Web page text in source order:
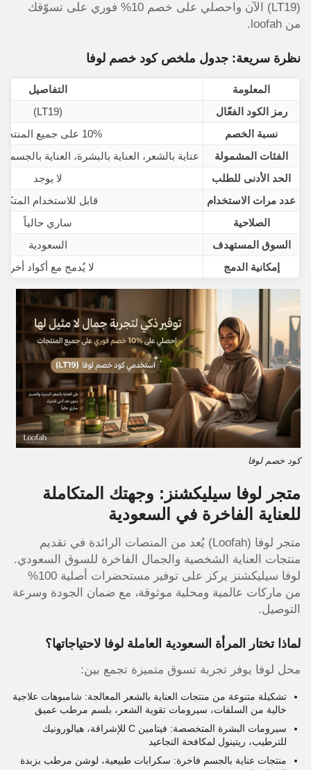
(LT19) الآن واحصلي على خصم 10% فوري على تسوّقك
من loofah.
نظرة سريعة: جدول ملخص كود خصم لوفا
المعلومة
التفاصيل
رمز الكود الفعّال
(LT19)
نسبة الخصم
10% على جميع المنتجات
الفئات المشمولة
عناية بالشعر، العناية بالبشرة، العناية
الحد الأدنى للطلب
لا يوجد
عدد مرات الاستخدام
قابل للاستخدام
الصلاحية
ساري حالياً
السوق المستهدف
السعودية
إمكانية الدمج
لا يُدمج مع أكواد أخرى
كود خصم لوفا
متجر لوفا سيليكشنز: وجهتك المتكاملة
للعناية الفاخرة في السعودية
متجر لوفا (Loofah) يُعد من المنصات الرائدة في تقديم
منتجات العناية الشخصية والجمال الفاخرة للسوق السعودي.
لوفا سيليكشنز يركز على توفير مستحضرات أصلية 100%
من ماركات عالمية ومحلية موثوقة، مع ضمان الجودة وسرعة
التوصيل.
لماذا تختار المرأة السعودية العاملة لوفا لاحتياجاتها؟
محل لوفا يوفر تجربة تسوق متميزة تجمع بين:
تشكيلة متنوعة من منتجات العناية بالشعر المعالجة: شامبوهات علاجية
خالية من السلفات، سيرومات تقوية الشعر، بلسم مرطب عميق
سيرومات البشرة المتخصصة: فيتامين C للإشراقة، هيالورونيك
للترطيب، ريتينول لمكافحة التجاعيد
منتجات عناية بالجسم فاخرة: سكرابات طبيعية، لوشن مرطب بزبدة